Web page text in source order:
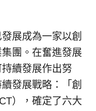
展成為一家以創
團。在奮進發展
續發展作出努
發展戰略：「創
），確定了六大